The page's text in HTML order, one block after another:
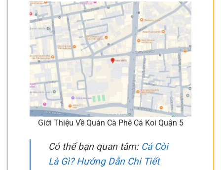
Giới Thiệu Về Quán Cà Phê Cá Koi Quận 5
Có thể bạn quan tâm: Cá Còi
Là Gì? Hướng Dẫn Chi Tiết